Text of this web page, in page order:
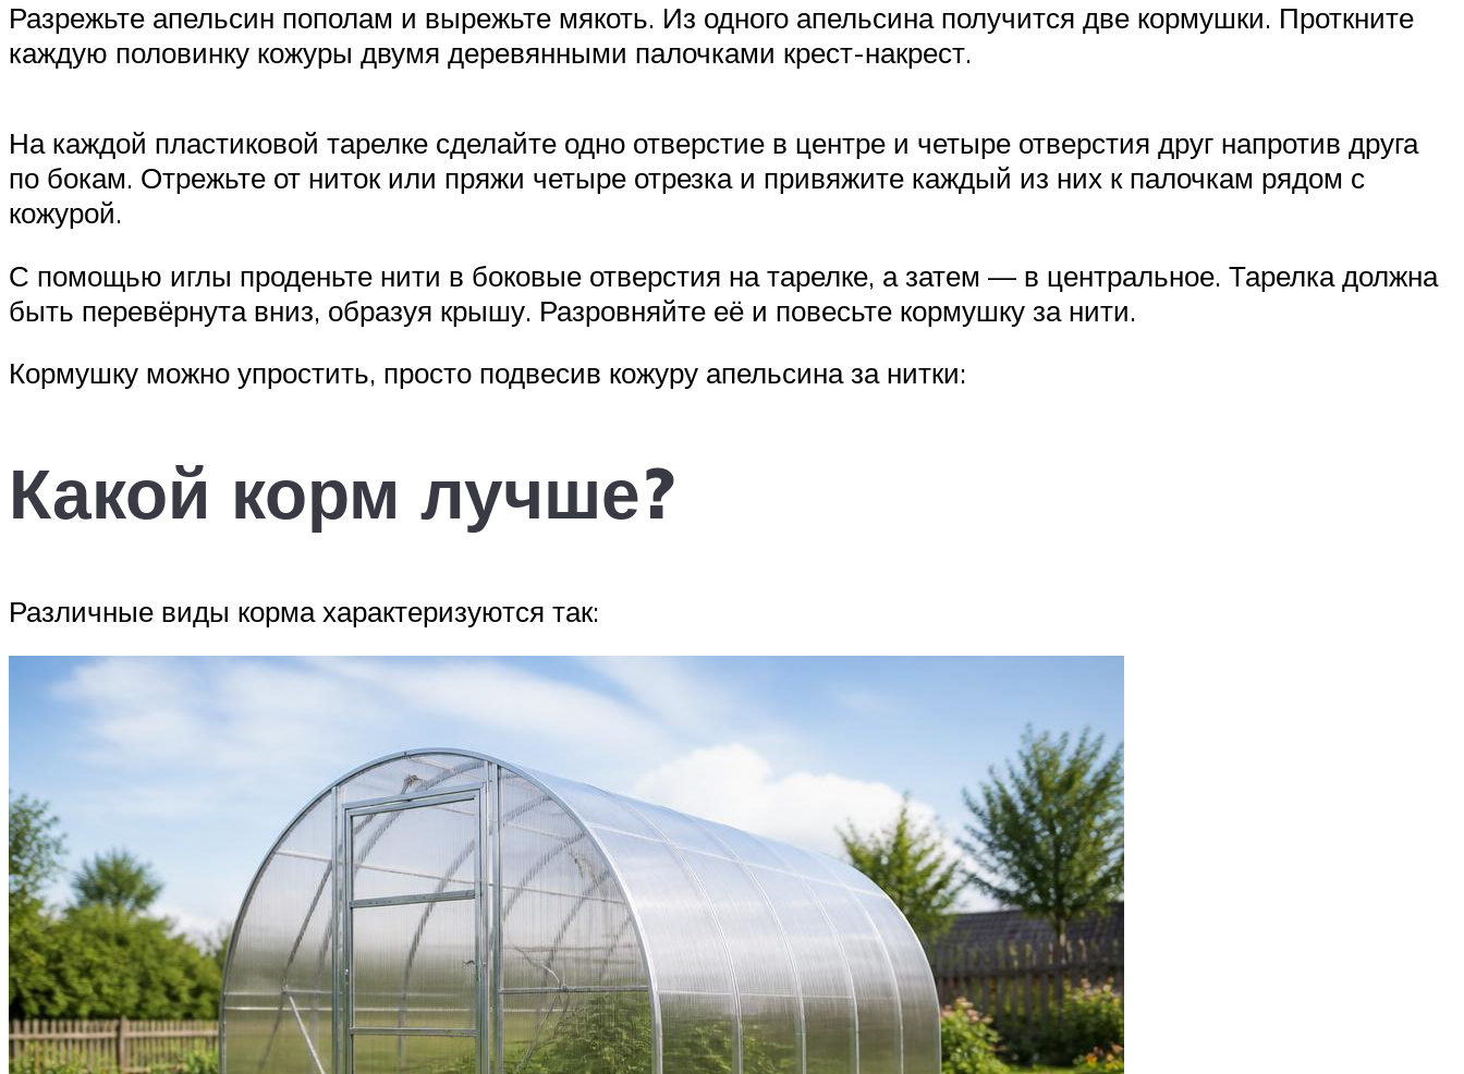
Разрежьте апельсин пополам и вырежьте мякоть. Из одного апельсина получится две кормушки. Проткните
каждую половинку кожуры двумя деревянными палочками крест-накрест.
На каждой пластиковой тарелке сделайте одно отверстие в центре и четыре отверстия друг напротив друга
по бокам. Отрежьте от ниток или пряжи четыре отрезка и привяжите каждый из них к палочкам рядом с
кожурой.
С помощью иглы проденьте нити в боковые отверстия на тарелке, а затем — в центральное. Тарелка должна
быть перевёрнута вниз, образуя крышу. Разровняйте её и повесьте кормушку за нити.
Кормушку можно упростить, просто подвесив кожуру апельсина за нитки:
Какой корм лучше?
Различные виды корма характеризуются так: